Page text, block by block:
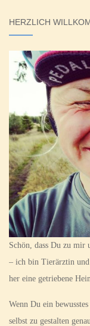
HERZLICH
Schön, dass Du zu mir
– ich bin Tierärztin und
her eine getriebene
Wenn Du ein
selbst zu gestalten